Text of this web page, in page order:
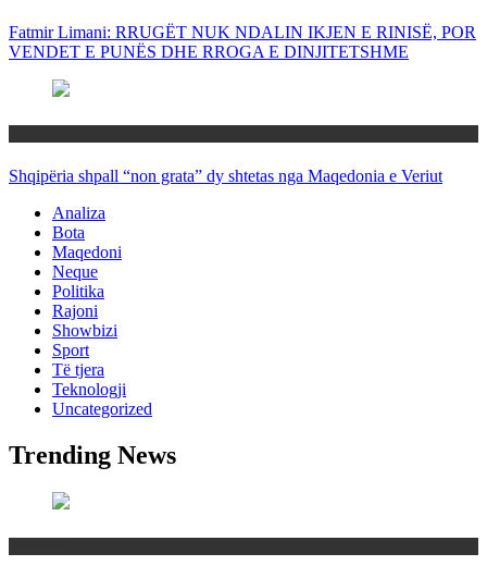
Fatmir Limani: RRUGËT NUK NDALIN IKJEN E RINISË, POR
VENDET E PUNËS DHE RROGA E DINJITETSHME
Shqipëria shpall “non grata” dy shtetas nga Maqedonia e Veriut
Analiza
Bota
Maqedoni
Neque
Politika
Rajoni
Showbizi
Sport
Të tjera
Teknologji
Uncategorized
Trending News